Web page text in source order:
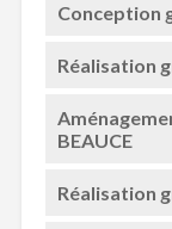
Conception
Réalisation
BEAUCE
Réalisation